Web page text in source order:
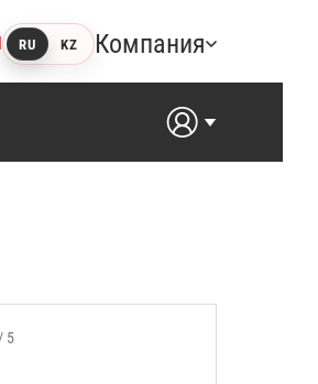
RU KZ Компания
товара:
5